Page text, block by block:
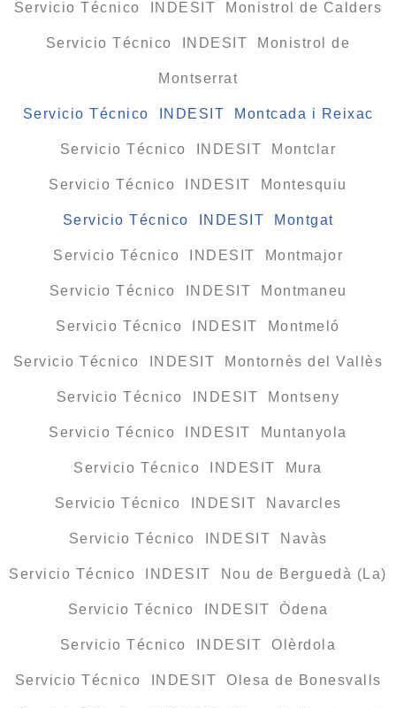
Servicio Técnico INDESIT Monistrol de Calders
Servicio Técnico INDESIT Monistrol de
Montserrat
Servicio Técnico INDESIT Montcada i Reixac
Servicio Técnico INDESIT Montclar
Servicio Técnico INDESIT Montesquiu
Servicio Técnico INDESIT Montgat
Servicio Técnico INDESIT Montmajor
Servicio Técnico INDESIT Montmaneu
Servicio Técnico INDESIT Montmeló
Servicio Técnico INDESIT Montornès del Vallès
Servicio Técnico INDESIT Montseny
Servicio Técnico INDESIT Muntanyola
Servicio Técnico INDESIT Mura
Servicio Técnico INDESIT Navarcles
Servicio Técnico INDESIT Navàs
Servicio Técnico INDESIT Nou de Berguedà (La)
Servicio Técnico INDESIT Òdena
Servicio Técnico INDESIT Olèrdola
Servicio Técnico INDESIT Olesa de Bonesvalls